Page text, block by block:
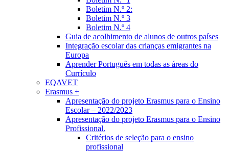
Boletim N.º 2:
Boletim N.º 3
Boletim N.º 4
Guia de acolhimento de alunos de outros países
Integração escolar das crianças emigrantes na
Europa
Aprender Português em todas as áreas do
Currículo
EQAVET
Erasmus +
Apresentação do projeto Erasmus para o Ensino
Escolar – 2022/2023
Apresentação do projeto Erasmus para o Ensino
Profissional.
Critérios de seleção para o ensino
profissional